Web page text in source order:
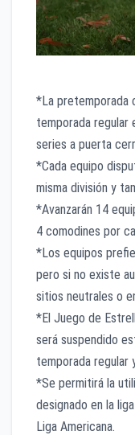
*La pretemporada
temporada regular
series a puerta
*Cada equipo
misma división y
*Avanzarán 14
4 comodines por
*Los equipos
pero si no existe
sitios neutrales o
*El Juego de
será suspendido
temporada regular
*Se permitirá la
designado en la
Liga Americana.